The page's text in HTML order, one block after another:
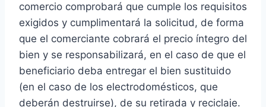
comercio comprobará que cumple los requisitos
exigidos y cumplimentará la solicitud, de forma
que el comerciante cobrará el precio íntegro del
bien y se responsabilizará, en el caso de que el
beneficiario deba entregar el bien sustituido
(en el caso de los electrodomésticos, que
deberán destruirse), de su retirada y reciclaje.